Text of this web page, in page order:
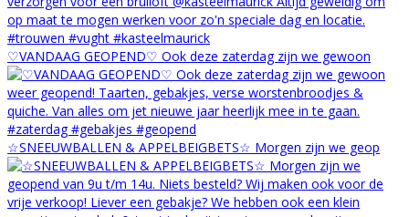
♡VANDAAG GEOPEND♡ Ook deze zaterdag zijn we gewoon
☆SNEEUWBALLEN & APPELBEIGBETS☆ Morgen zijn we geop